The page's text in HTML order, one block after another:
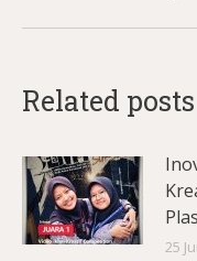
Related posts
25